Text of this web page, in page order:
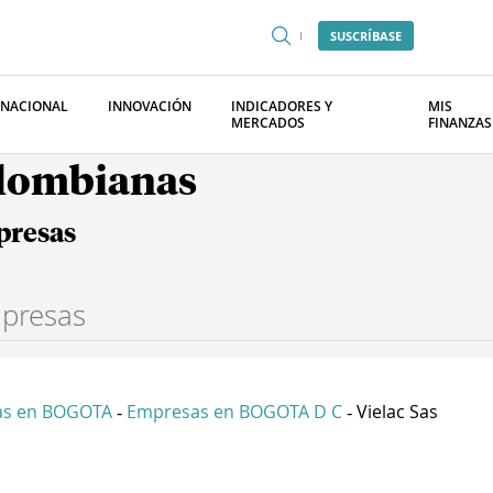
SUSCRÍBASE
INNOVACIÓN
INDICADORES Y
MERCADOS
MIS
FINANZAS
en BOGOTA - Empresas en BOGOTA D C - Vielac Sas